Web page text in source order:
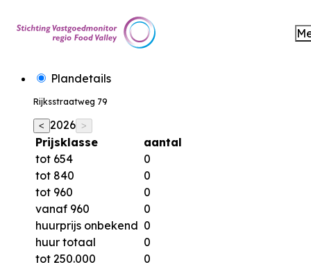
Plandetails
Rijksstraatweg 79
< 2026 >
Prijsklasse
aantal
tot 654
0
tot 840
0
tot 960
0
vanaf 960
0
huurprijs onbekend 0
huur totaal
0
tot 250.000
0